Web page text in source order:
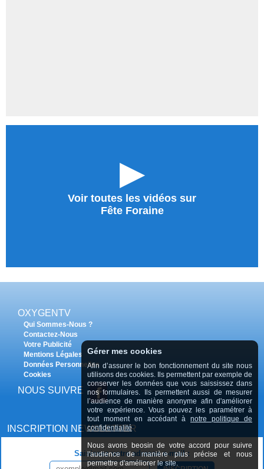
►
Voir toutes les vidéos sur
Fête Foraine
OXYGENTV
Qui Sommes-Nous ?
Contactez-Nous
Votre Publicité
Mentions Légales
Données Personnelles
Cookies
NOUS SUIVRE
INSCRIPTION NEWSLETTER
Saisissez votre adresse e-mail :
Gérer mes cookies
Afin d’assurer le bon fonctionnement du site nous
utilisons des cookies. Ils permettent par exemple de
conserver les données que vous saississez dans
nos formulaires. Ils permettent aussi de mesurer
l’audience de manière anonyme afin d'améliorer
votre expérience. Vous pouvez les paramétrer à
tout moment en accédant à notre politique de
confidentialité
Nous avons beosin de votre accord pour suivre
l'audience de manière plus précise et nous
permettre d'améliorer le site.